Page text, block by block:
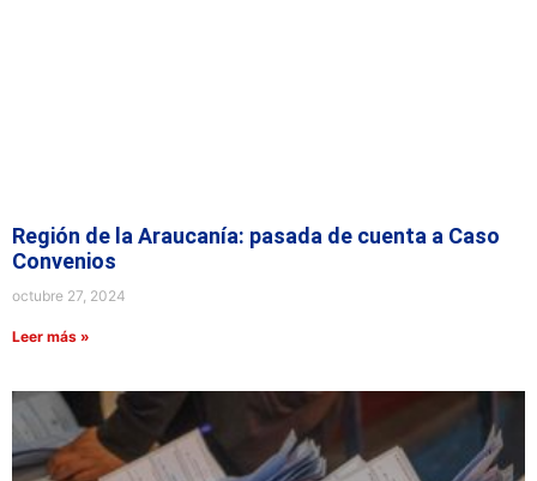
Región de la Araucanía: pasada de cuenta a Caso
Convenios
octubre 27, 2024
Leer más »